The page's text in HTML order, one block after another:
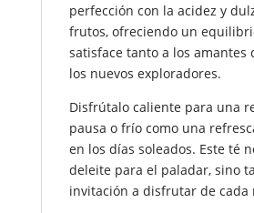
perfección con la acidez y
frutos, ofreciendo un
satisface tanto a los amantes
los nuevos exploradores.
Disfrútalo caliente para una
pausa o frío como una
en los días soleados. Este té
deleite para el paladar, sino
invitación a disfrutar de cada